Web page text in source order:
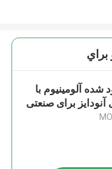
شده آلومینیوم با
برای صنعتی